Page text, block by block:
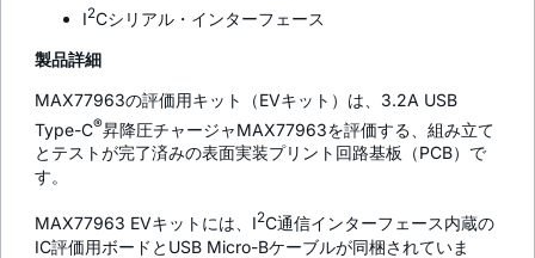
I2Cシリアル・インターフェース
製品詳細
MAX77963の評価用キット（EVキット）は、3.2A USB
Type-C®昇降圧チャージャMAX77963を評価する、組み立て
とテストが完了済みの表面実装プリント回路基板（PCB）で
す。
MAX77963 EVキットには、I2C通信インターフェース内蔵の
IC評価用ボードとUSB Micro-Bケーブルが同梱されていま